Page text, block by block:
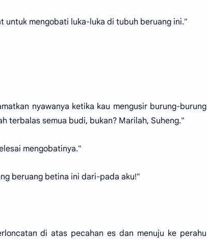
untuk mengobati luka-luka di tubuh beruang ini."
nyawanya ketika kau mengusir burung-burung
terbalas semua budi, bukan? Marilah, Suheng."
mengobatinya."
beruang betina ini dari-pada aku!"
di atas pecahan es dan menuju ke perahu